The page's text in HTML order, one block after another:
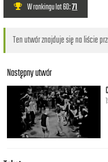
W rankingu lat 60:71
Ten utwór znajduje się na liście
Następny utwór